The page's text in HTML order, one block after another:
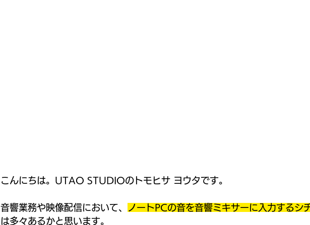
こんにちは。UTAO STUDIOのトモヒサ ヨウタです。
音響業務や映像配信において、
ノートPCの音を音響ミキサーに入力するシ
は多々あるかと思います。